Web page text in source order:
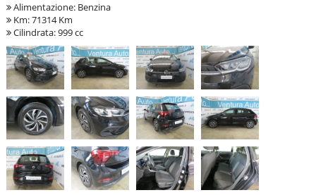
Alimentazione: Benzina
Km: 71314 Km
Cilindrata: 999 cc